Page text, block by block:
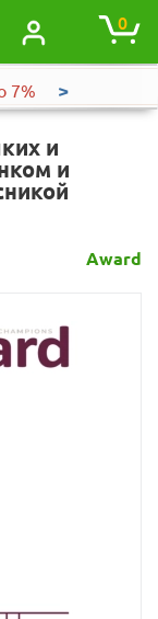
0
7% >
и
и
Award